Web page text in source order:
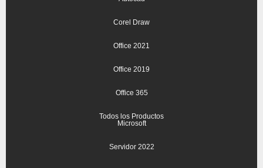
Corel Draw
Office 2021
Office 2019
Office 365
Todos los Productos
Microsoft
Servidor 2022